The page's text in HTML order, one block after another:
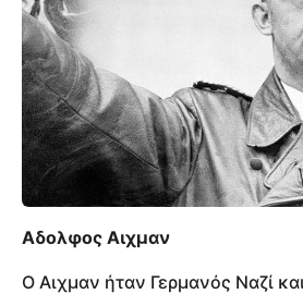
Αδολφος Αιχμαν
Ο Αιχμαν ήταν Γερμανός Ναζί